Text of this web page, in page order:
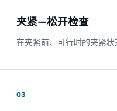
夹紧—松开检查
在夹紧前、可行时的夹紧状
03